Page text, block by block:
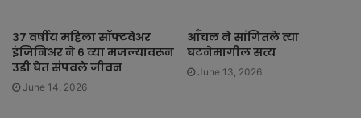
३७ वर्षीय महिला सॉफ्टवेअर
इंजिनिअर ने ६ व्या मजल्यावरून
उडी घेत संपवले जीवन
June 14, 2026
आँचल ने सांगितले त्या
घटनेमागील सत्य
June 13, 2026